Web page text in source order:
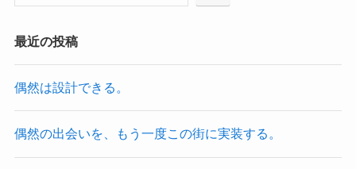
最近の投稿
偶然は設計できる。
偶然の出会いを、もう一度この街に実装する。